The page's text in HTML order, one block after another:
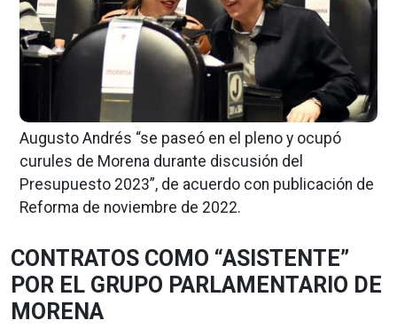
Augusto Andrés “se paseó en el pleno y ocupó
curules de Morena durante discusión del
Presupuesto 2023”, de acuerdo con publicación de
Reforma de noviembre de 2022.
CONTRATOS COMO “ASISTENTE”
POR EL GRUPO PARLAMENTARIO DE
MORENA